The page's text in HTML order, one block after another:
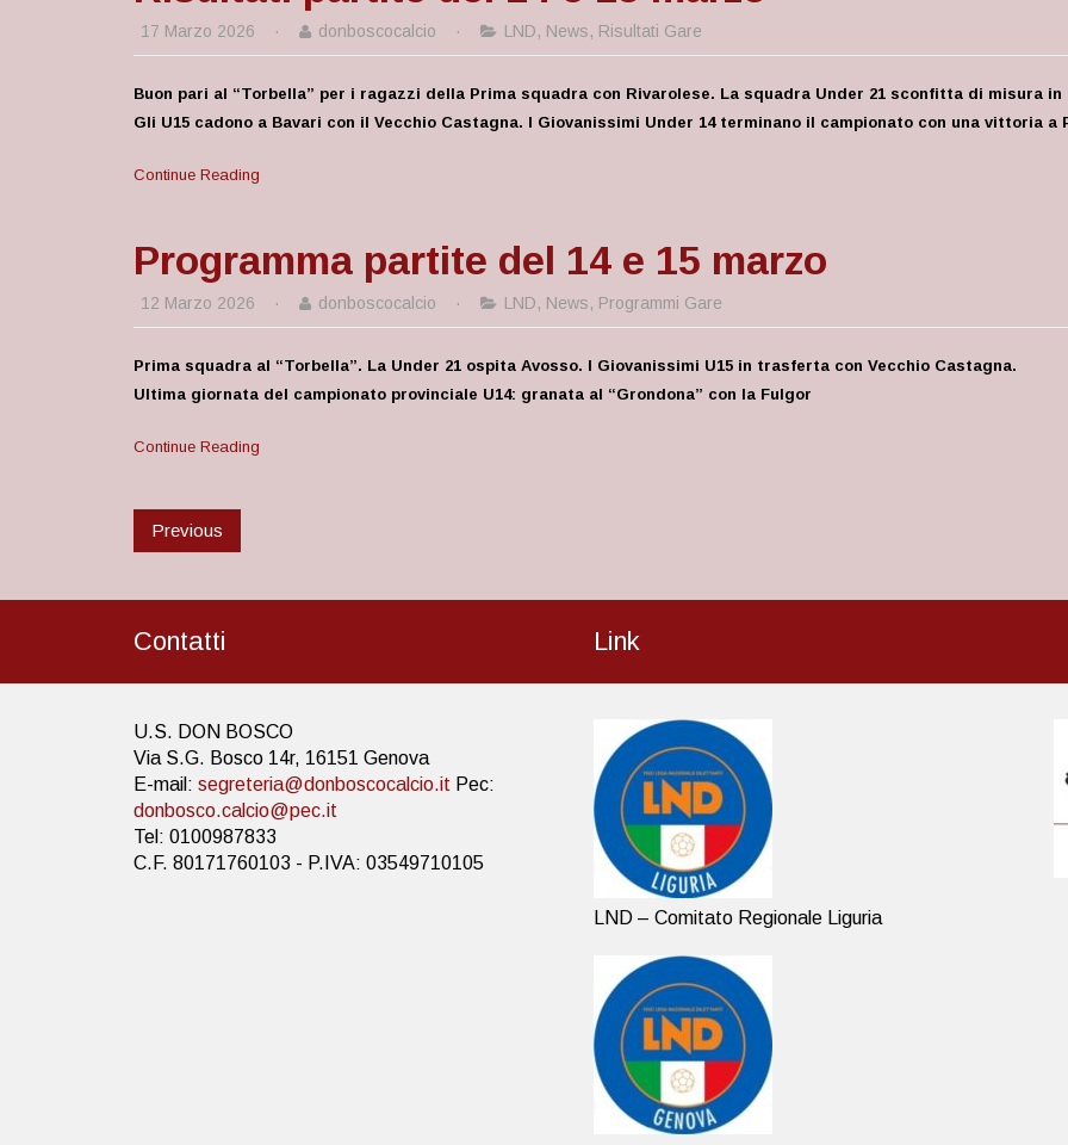
17 Marzo 2026 · donboscocalcio · LND, News, Risultati Gare
Buon pari al “Torbella” per i ragazzi della Prima squadra con Rivarolese. La squadra Under 21 sconfitta di misura in
Gli U15 cadono a Bavari con il Vecchio Castagna. I Giovanissimi Under 14 terminano il campionato con una vittoria a
Continue Reading
Programma partite del 14 e 15 marzo
12 Marzo 2026 · donboscocalcio · LND, News, Programmi Gare
Prima squadra al “Torbella”. La Under 21 ospita Avosso. I Giovanissimi U15 in trasferta con Vecchio Castagna.
Ultima giornata del campionato provinciale U14: granata al “Grondona” con la Fulgor
Continue Reading
Previous
Contatti
U.S. DON BOSCO
Via S.G. Bosco 14r, 16151 Genova
E-mail: segreteria@donboscocalcio.it Pec:
donbosco.calcio@pec.it
Tel: 0100987833
C.F. 80171760103 - P.IVA: 03549710105
Link
LND – Comitato Regionale Liguria